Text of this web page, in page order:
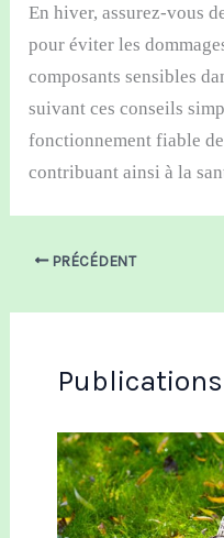
En hiver, assurez-vous
pour éviter les
composants sensibles
suivant ces conseils
fonctionnement fiable
contribuant ainsi à la
PRÉCÉDENT